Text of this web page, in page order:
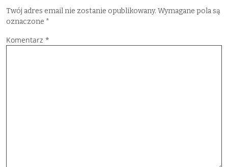
Twój adres email nie zostanie opublikowany. Wymagane pola są
oznaczone *
Komentarz *